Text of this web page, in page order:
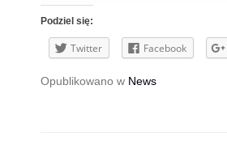
Podziel się:
Twitter Facebook
Opublikowano w News